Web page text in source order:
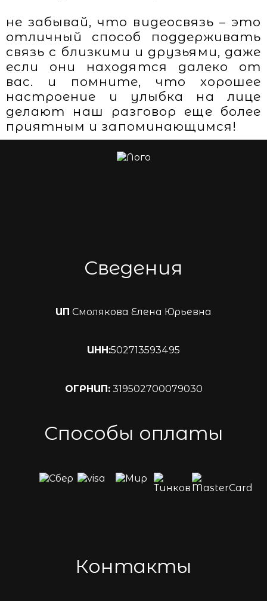
не забывай, что видеосвязь – это
отличный способ поддерживать
связь с близкими и друзьями, даже
если они находятся далеко от
вас. и помните, что хорошее
настроение и улыбка на лице
делают наш разговор еще более
приятным и запоминающимся!
Сведения
ИП Смолякова Елена Юрьевна
ИНН:502713593495
ОГРНИП:319502700079030
Способы оплаты
Контакты